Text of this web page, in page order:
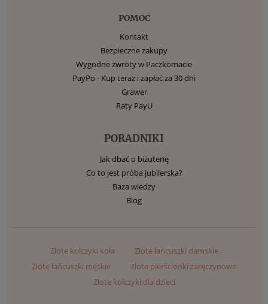
POMOC
Kontakt
Bezpieczne zakupy
Wygodne zwroty w Paczkomacie
PayPo - Kup teraz i zapłać za 30 dni
Grawer
Raty PayU
PORADNIKI
Jak dbać o biżuterię
Co to jest próba jubilerska?
Baza wiedzy
Blog
Złote kolczyki koła
Złote łańcuszki damskie
Złote łańcuszki męskie
Złote pierścionki zaręczynowe
Złote kolczyki dla dzieci